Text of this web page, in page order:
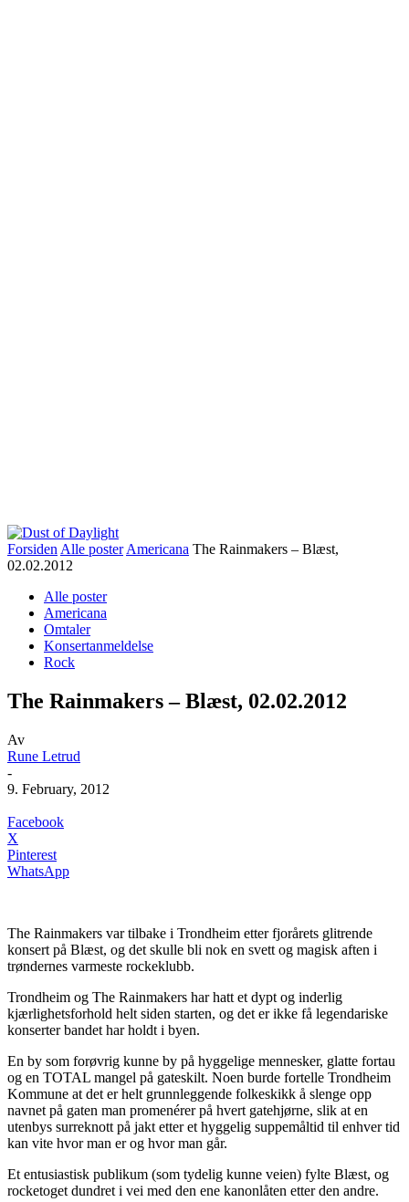
Forsiden Alle poster Americana The Rainmakers – Blæst,
02.02.2012
Alle poster
Americana
Omtaler
Konsertanmeldelse
Rock
The Rainmakers – Blæst, 02.02.2012
Av
Rune Letrud
-
9. February, 2012
Facebook
X
Pinterest
WhatsApp
The Rainmakers var tilbake i Trondheim etter fjorårets glitrende
konsert på Blæst, og det skulle bli nok en svett og magisk aften i
trøndernes varmeste rockeklubb.
Trondheim og The Rainmakers har hatt et dypt og inderlig
kjærlighetsforhold helt siden starten, og det er ikke få legendariske
konserter bandet har holdt i byen.
En by som forøvrig kunne by på hyggelige mennesker, glatte fortau
og en TOTAL mangel på gateskilt. Noen burde fortelle Trondheim
Kommune at det er helt grunnleggende folkeskikk å slenge opp
navnet på gaten man promenérer på hvert gatehjørne, slik at en
utenbys surreknott på jakt etter et hyggelig suppemåltid til enhver tid
kan vite hvor man er og hvor man går.
Et entusiastisk publikum (som tydelig kunne veien) fylte Blæst, og
rocketoget dundret i vei med den ene kanonlåten etter den andre.